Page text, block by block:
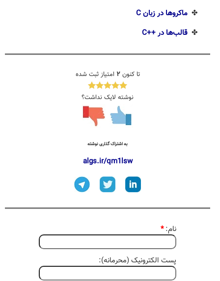
✤ماکروها در زبان C
✤قالب‌ها در ++C
تا کنون۲امتیاز ثبت شده
نوشته لایک نداشت؟
به اشتراک گذاری نوشته
algs.ir/qm1lsw
نام:*
پست الکترونیک (محرمانه):